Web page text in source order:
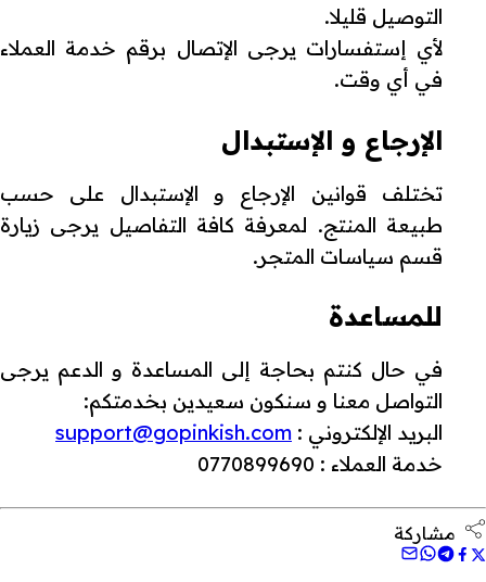
التوصيل قليلا.
لأي إستفسارات يرجى الإتصال برقم خدمة العملاء
في أي وقت.
الإرجاع و الإستبدال
تختلف قوانين الإرجاع و الإستبدال على حسب
طبيعة المنتج. لمعرفة كافة التفاصيل يرجى زيارة
قسم سياسات المتجر.
للمساعدة
في حال كنتم بحاجة إلى المساعدة و الدعم يرجى
التواصل معنا و سنكون سعيدين بخدمتكم:
البريد الإلكتروني : support@gopinkish.com
خدمة العملاء : 0770899690
مشاركة